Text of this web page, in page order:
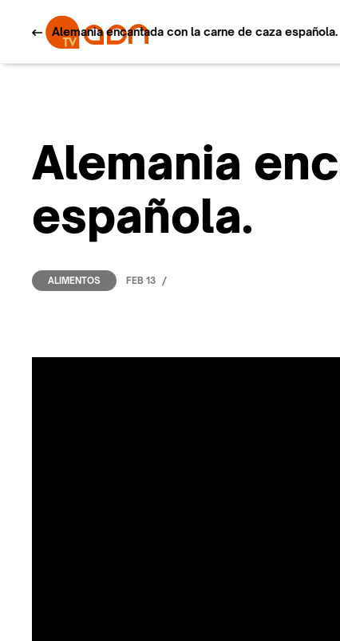
Alemania encantada con la carne de caza española.
Alemania
española.
ALIMENTOS FEB 13 /